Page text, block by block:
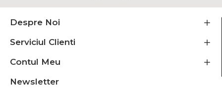
Despre Noi
Serviciul Clienti
Contul Meu
Newsletter